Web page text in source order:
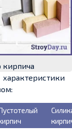
кирпича